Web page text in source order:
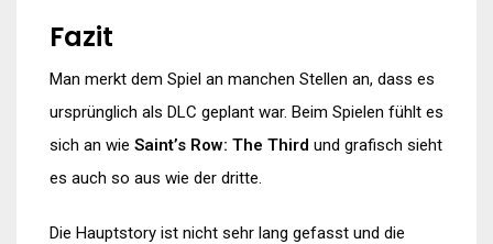
Fazit
Man merkt dem Spiel an manchen Stellen an, dass es
ursprünglich als DLC geplant war. Beim Spielen fühlt es
sich an wie Saint’s Row: The Third und grafisch sieht
es auch so aus wie der dritte.
Die Hauptstory ist nicht sehr lang gefasst und die